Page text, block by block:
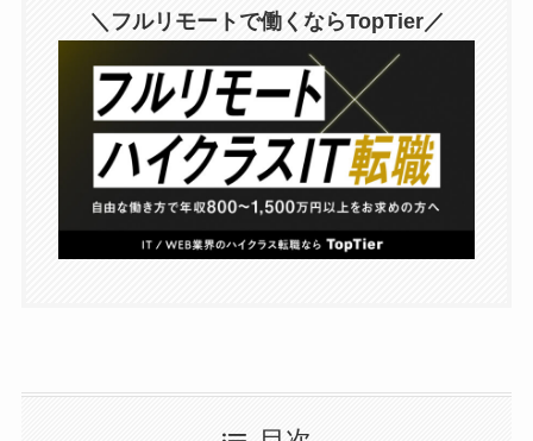
＼フルリモートで働くならTopTier／